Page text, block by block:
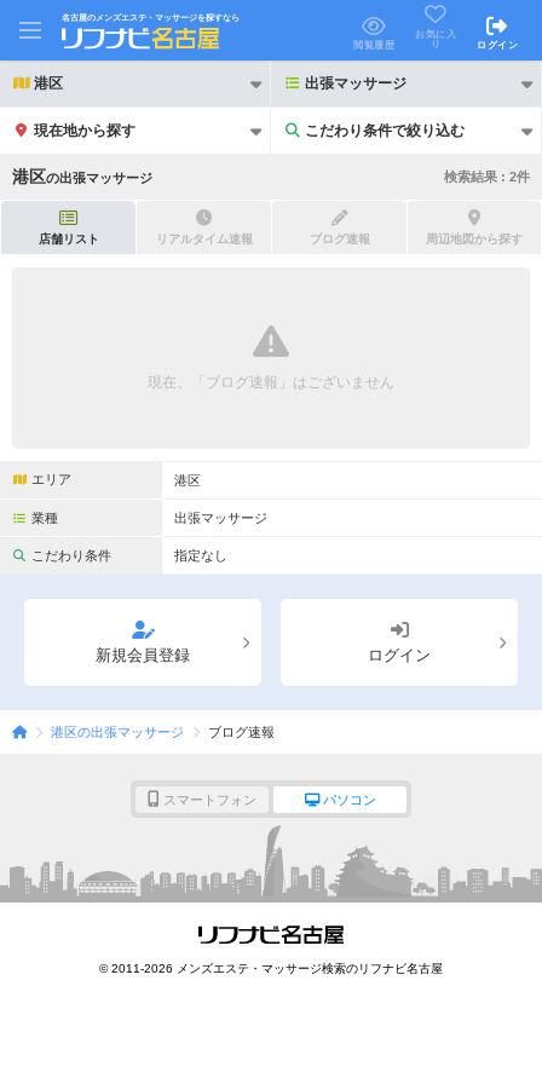
名古屋のメンズエステ・マッサージを探すなら
閲覧履歴
お気に入
り
ログイン
港区 出張マッサージ
現在地から探す こだわり条件で絞り込む
こだわり条件で絞り込む
完全個室
ペアルームあり シャワー室完備
フットバスあり
専用駐車場あり 有資格者在籍
日本人スタッフのみ
Ｗセラピスト
こだわり条件を変更
港区の出張マッサージ 検索結果 : 2件
店舗リスト リアルタイム速報 ブログ速報 周辺地図から探す
現在、「ブログ速報」はございません
エリア 港区
業種 出張マッサージ
こだわり条件 指定なし
新規会員登録 ログイン
港区の出張マッサージ ブログ速報
スマートフォン パソコン
© 2011-2026 メンズエステ・マッサージ検索のリフナビ名古屋